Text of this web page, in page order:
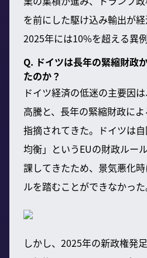
を前にした駆け込み輸出が経
2025年には10%を超える異
Q. ドイツは長年の緊縮財政
たのか？
ドイツ経済の低迷の主要因
高騰と、長年の緊縮財政に
指摘されてきた。ドイツは
均衡」というEUの財政ルー
課してきたため、景気悪化
ルを踏むことができなかった
しかし、2025年の新政権発